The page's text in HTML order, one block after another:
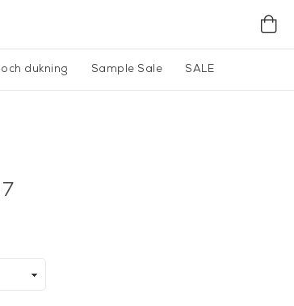
och dukning Sample Sale SALE